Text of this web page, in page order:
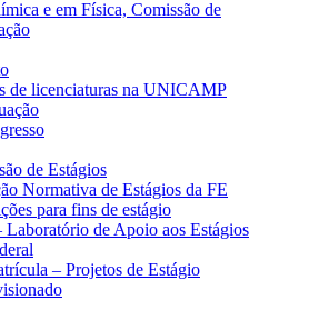
e em Física, Comissão de
de licenciaturas na UNICAMP
de Estágios
Normativa de Estágios da FE
para fins de estágio
de Apoio aos Estágios
– Projetos de Estágio